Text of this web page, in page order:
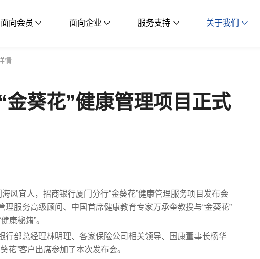
面向会员 面向企业 服务支持 关于我们
情
金葵花”健康管理项目正式
风宜人，招商银行厦门分行“金葵花”健康管理服务项目发布会
服务高级顾问、中国首席健康教育专家万承奎教授与“金葵花”
康秘籍”。
行部总经理林明理、各家保险公司相关领导、国康董事长杨华
花”客户出席参加了本次发布会。